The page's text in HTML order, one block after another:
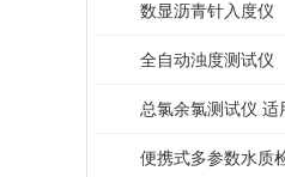
数显沥青针入度仪
全自动浊度测试仪
总氯余氯测试仪 适
便携式多参数水质